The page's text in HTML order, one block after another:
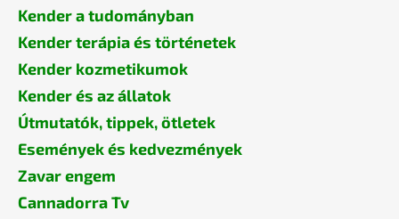
Kender a tudományban
Kender terápia és történetek
Kender kozmetikumok
Kender és az állatok
Útmutatók, tippek, ötletek
Események és kedvezmények
Zavar engem
Cannadorra Tv